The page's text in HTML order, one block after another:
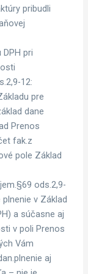
pribudli
pri
12:
pre
dane
Prenos
fak.z
pole Základ
ods.2,9-
v Základ
a súčasne aj
v poli Prenos
Vám
aj